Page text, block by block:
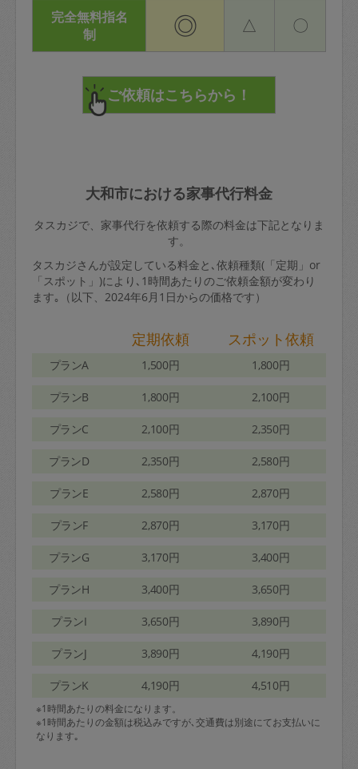
完全無料指名
制
◎ △ 〇
大和市における家事代行料金
タスカジで、家事代行を依頼する際の料金は下記となりま
す。
タスカジさんが設定している料金と､依頼種類(「定期」or
「スポット」)により､1時間あたりのご依頼金額が変わり
ます｡（以下、2024年6月1日からの価格です）
定期依頼 スポット依頼
プランA 1,500円 1,800円
プランB 1,800円 2,100円
プランC 2,100円 2,350円
プランD 2,350円 2,580円
プランE 2,580円 2,870円
プランF 2,870円 3,170円
プランG 3,170円 3,400円
プランH 3,400円 3,650円
プランI 3,650円 3,890円
プランJ 3,890円 4,190円
プランK 4,190円 4,510円
※1時間あたりの料金になります。
※1時間あたりの金額は税込みですが､交通費は別途にてお支払いに
なります｡